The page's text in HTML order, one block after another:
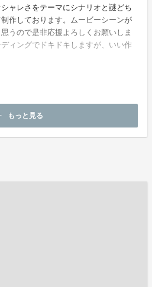
ャレさをテーマにシナリオと謎どち
作しております。ムービーシーンが
うので是非応援よろしくお願いしま
ィングでドキドキしますが、いい作
もっと見る